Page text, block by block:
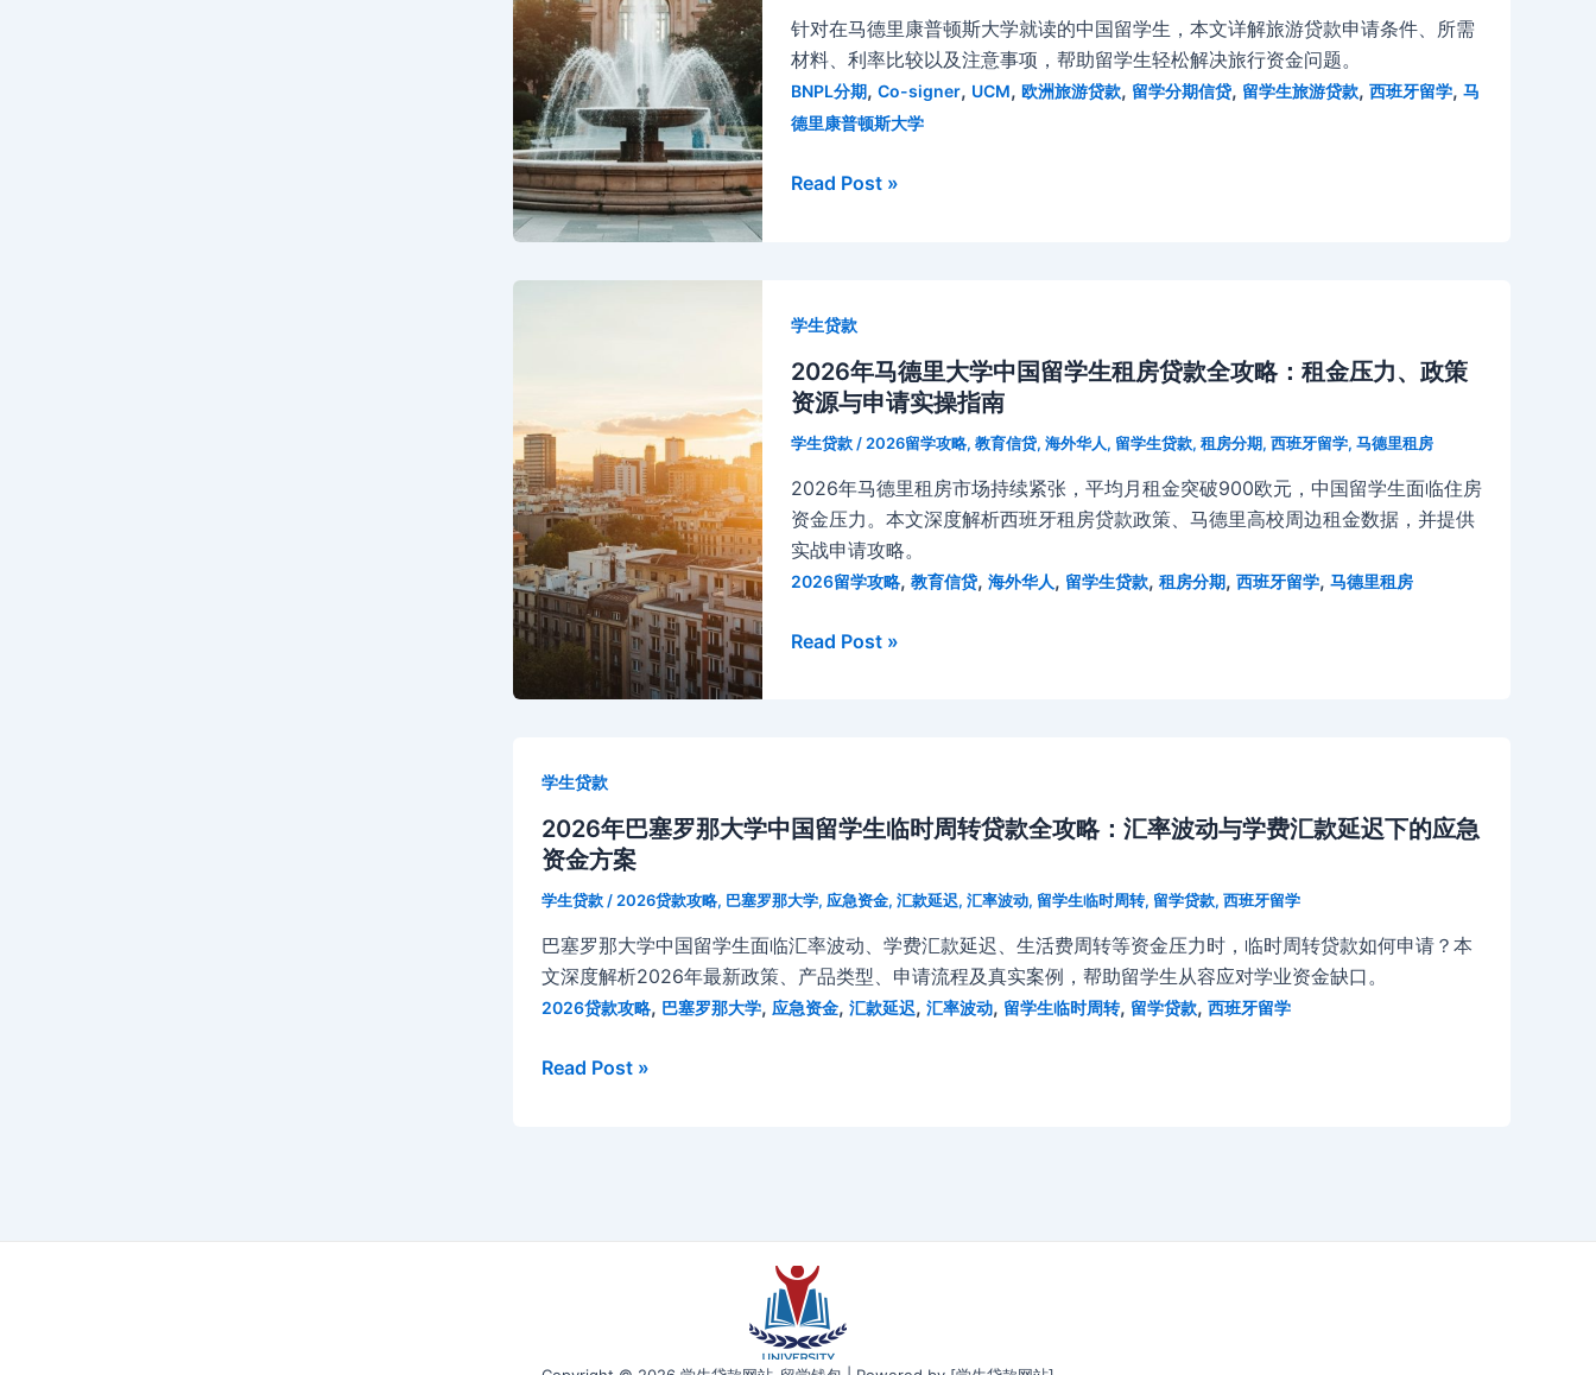
融
资
之
道
中
国
留
学
租
全
略：
加
泰
尼
亚
租
市
金
方
针对在马德里康普顿斯大学就读的中国留学生，本文详解旅游贷款申请条件、所需
材料、利率比较以及注意事项，帮助留学生轻松解决旅行资金问题。
BNPL分期, Co-signer, UCM, 欧洲旅游贷款, 留学分期信贷, 留学生旅游贷款, 西班牙留学, 马
德里康普顿斯大学
马
顿
斯
大
国
留
学
生
何
款？
份
细
的
申
Read Post »
学生贷款
2026年马德里大学中国留学生租房贷款全攻略：租金压力、政策
资源与申请实操指南
学生贷款 / 2026留学攻略, 教育信贷, 海外华人, 留学生贷款, 租房分期, 西班牙留学, 马德里租房
2026年马德里租房市场持续紧张，平均月租金突破900欧元，中国留学生面临住房
资金压力。本文深度解析西班牙租房贷款政策、马德里高校周边租金数据，并提供
实战申请攻略。
2026留学攻略, 教育信贷, 海外华人, 留学生贷款, 租房分期, 西班牙留学, 马德里租房
2026
学
国
学
生
租
压
力、
政
Read Post »
学生贷款
2026年巴塞罗那大学中国留学生临时周转贷款全攻略：汇率波动与学费汇款延迟下的应急
资金方案
学生贷款/2026贷款攻略, 巴塞罗那大学, 应急资金, 汇款延迟, 汇率波动, 留学生临时周转, 留学贷款, 西班牙留学
巴塞罗那大学中国留学生面临汇率波动、学费汇款延迟、生活费周转等资金压力时，临时周转贷款如何申请？本
文深度解析2026年最新政策、产品类型、申请流程及真实案例，帮助留学生从容应对学业资金缺口。
2026贷款攻略, 巴塞罗那大学, 应急资金, 汇款延迟, 汇率波动, 留学生临时周转, 留学贷款, 西班牙留学
2026
Read Post »